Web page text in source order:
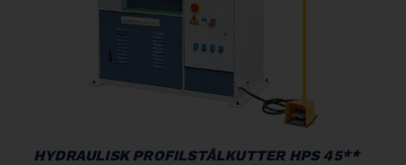
HYDRAULISK PROFILSTÅLKUTTER HPS 45**